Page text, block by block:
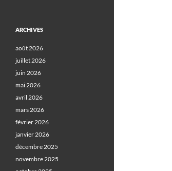
ARCHIVES
août 2026
juillet 2026
juin 2026
mai 2026
avril 2026
mars 2026
février 2026
janvier 2026
décembre 2025
novembre 2025